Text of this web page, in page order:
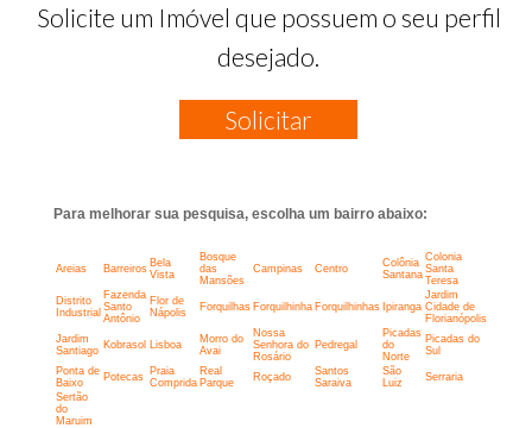
Solicite um Imóvel que possuem o seu perfil
desejado.
Solicitar
Para melhorar sua pesquisa, escolha um bairro abaixo:
Areias Barreiros Bela
Vista
Bosque
das
Mansões
Campinas Centro
Colônia
Santana
Colonia
Santa
Teresa
Distrito
Industrial
Fazenda
Santo
Antônio
Flor de
Nápolis
Forquilhas Forquilhinha Forquilhinhas Ipiranga
Jardim
Cidade de
Florianópolis
Jardim
Santiago Kobrasol Lisboa
Morro do
Avai
Nossa
Senhora do
Rosário
Pedregal
Picadas
do
Norte
Picadas do
Sul
Ponta de
Baixo
Potecas
Praia
Comprida
Real
Parque
Roçado
Santos
Saraiva
São
Luiz
Serraria
Sertão
do
Maruim